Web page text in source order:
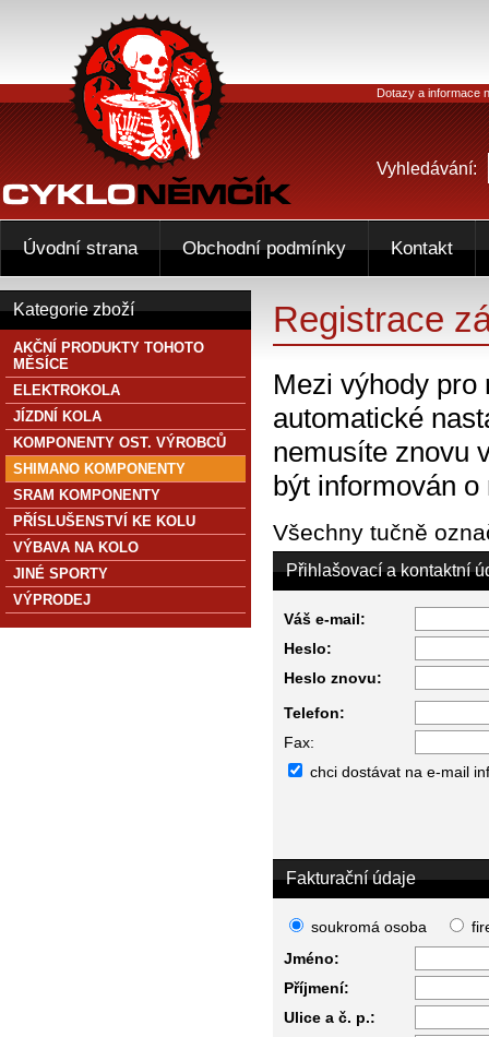
Registrace
Mezi výhody
automatické
nemusíte znovu
být informován
Všechny tučně
Přihlašovací a kontaktní
Váš e-mail:
Heslo:
Heslo znovu:
Telefon:
Fax:
chci dostávat na e-mail
Fakturační údaje
soukromá osoba
Jméno:
Příjmení:
Ulice a č. p.:
Kategorie zboží
AKČNÍ PRODUKTY TOHOTO
MĚSÍCE
ELEKTROKOLA
JÍZDNÍ KOLA
KOMPONENTY OST. VÝROBCŮ
SHIMANO KOMPONENTY
SRAM KOMPONENTY
PŘÍSLUŠENSTVÍ KE KOLU
VÝBAVA NA KOLO
JINÉ SPORTY
VÝPRODEJ
Dotazy a informace
Vyhledávání:
Úvodní strana Obchodní podmínky Kontakt